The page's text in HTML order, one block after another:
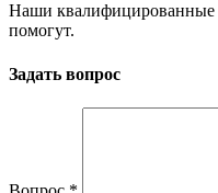
Наши квалифицированные
помогут.
Задать вопрос